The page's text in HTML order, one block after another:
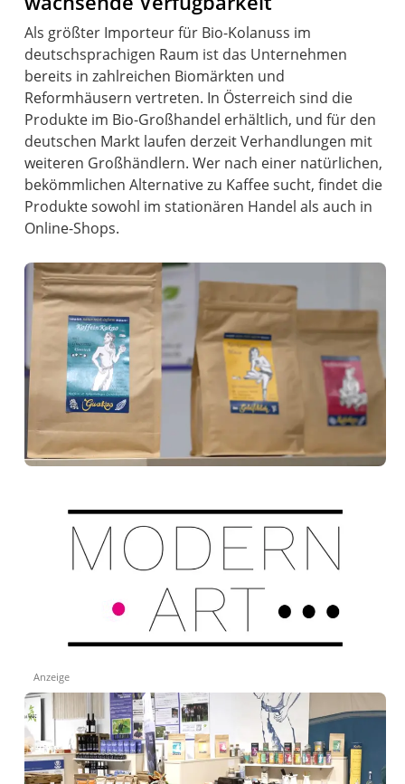
Als größter Importeur für Bio-Kolanuss im
deutschsprachigen Raum ist das Unternehmen
bereits in zahlreichen Biomärkten und
Reformhäusern vertreten. In Österreich sind die
Produkte im Bio-Großhandel erhältlich, und für den
deutschen Markt laufen derzeit Verhandlungen mit
weiteren Großhändlern. Wer nach einer natürlichen,
bekömmlichen Alternative zu Kaffee sucht, findet die
Produkte sowohl im stationären Handel als auch in
Online-Shops.
Anzeige